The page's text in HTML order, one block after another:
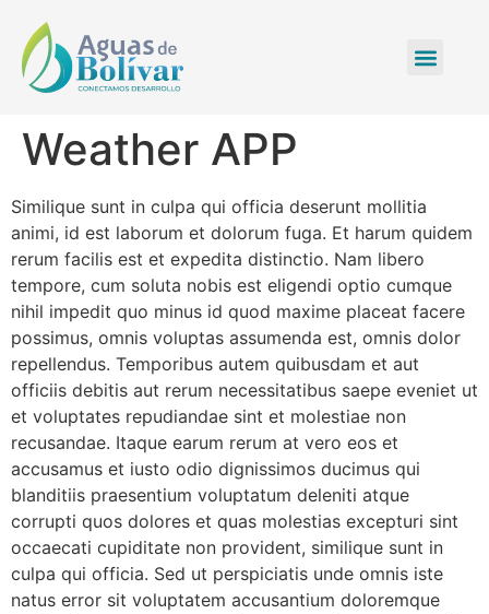
Weather APP
Similique sunt in culpa qui officia deserunt mollitia
animi, id est laborum et dolorum fuga. Et harum quidem
rerum facilis est et expedita distinctio. Nam libero
tempore, cum soluta nobis est eligendi optio cumque
nihil impedit quo minus id quod maxime placeat facere
possimus, omnis voluptas assumenda est, omnis dolor
repellendus. Temporibus autem quibusdam et aut
officiis debitis aut rerum necessitatibus saepe eveniet ut
et voluptates repudiandae sint et molestiae non
recusandae. Itaque earum rerum at vero eos et
accusamus et iusto odio dignissimos ducimus qui
blanditiis praesentium voluptatum deleniti atque
corrupti quos dolores et quas molestias excepturi sint
occaecati cupiditate non provident, similique sunt in
culpa qui officia. Sed ut perspiciatis unde omnis iste
natus error sit voluptatem accusantium doloremque